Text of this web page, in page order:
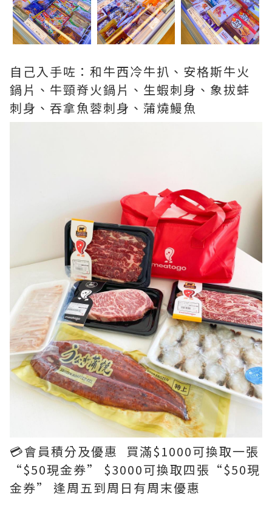
自己入手咗：和牛西冷牛扒、安格斯牛火
鍋片、牛頸脊火鍋片、生蝦刺身、象拔蚌
刺身、吞拿魚蓉刺身、蒲燒鰻魚
💳會員積分及優惠 買滿$1000可換取一張
“$50現金券” $3000可換取四張“$50現
金券” 逢周五到周日有周末優惠